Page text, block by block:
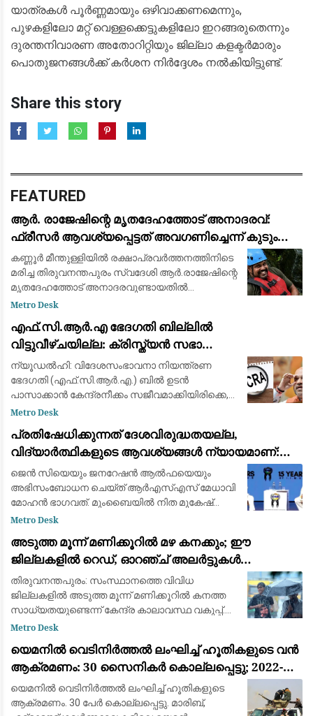
യാത്രകൾ പൂർണ്ണമായും ഒഴിവാക്കണമെന്നും,
പുഴകളിലോ മറ്റ് വെള്ളക്കെട്ടുകളിലോ ഇറങ്ങരുതെന്നും
ദുരന്തനിവാരണ അതോറിറ്റിയും ജില്ലാ കളക്ടർമാരും
പൊതുജനങ്ങൾക്ക് കർശന നിർദ്ദേശം നൽകിയിട്ടുണ്ട്.
Share this story
FEATURED
ആര്‍. രാജേഷിന്റെ മൃതദേഹത്തോട് അനാദരവ്:
ഫ്രീസര്‍ ആവശ്യപ്പെട്ടത് അവഗണിച്ചെന്ന് കുടുംബം;
പയ്യന്നൂര്‍ തഹസില്‍ദാര്‍ക്കെതിരെ ഗുരുതര
ആരോപണം
കണ്ണൂര്‍ മീന്തുള്ളിയില്‍ രക്ഷാപ്രവര്‍ത്തനത്തിനിടെ
മരിച്ച തിരുവനന്തപുരം സ്വദേശി ആര്‍.രാജേഷിന്റെ
മൃതദേഹത്തോട് അനാദരവുണ്ടായതില്‍
പയ്യന്നൂര്‍ തഹസില്‍ദാര്‍ക്കെതിരെ കുടുംബം.
Metro Desk
എഫ്.സി.ആർ.എ ഭേദഗതി ബില്ലിൽ
വിട്ടുവീഴ്ചയില്ല: ക്രിസ്ത്യൻ സഭാ
നേതൃത്വവുമായുള്ള ചർച്ചയിൽ മാറ്റമില്ലാതെ
കേന്ദ്ര നിലപാട്
ന്യൂഡൽഹി: വിദേശസംഭാവനാ നിയന്ത്രണ
ഭേദഗതി (എഫ്.സി.ആർ.എ.) ബിൽ ഉടൻ
പാസാക്കാൻ കേന്ദ്രനീക്കം സജീവമാക്കിയിരിക്കെ,
ആഭ്യന്തരമന്ത്രി അമിത്ഷായുമായി വീണ്ടും
നേതൃത്വങ്ങൾ. ഒരാഴ്ചയ്ക
Metro Desk
പ്രതിഷേധിക്കുന്നത് ദേശവിരുദ്ധതയല്ല,
വിദ്യാർത്ഥികളുടെ ആവശ്യങ്ങൾ ന്യായമാണ്:
ആർ.എസ്.എസ് മേധാവി മോഹൻ ഭാഗവത്
ജെൻ സിയെയും ജനറേഷൻ ആൽഫയെയും
അഭിസംബോധന ചെയ്ത് ആർഎസ്എസ് മേധാവി
മോഹൻ ഭാഗവത്. മുംബൈയിൽ നിത മുകേഷ്
അംബാനി കൾച്ചറൽ സെൻ്ററിൽ നടക്കുന്ന
ചാമ്പ്യൻഷിപ്പ് കോൺഫറൻസിന്റെ ഉദ്ഘാടന
പ്രസംഗത്തില
Metro Desk
അടുത്ത മൂന്ന് മണിക്കൂറിൽ മഴ കനക്കും; ഈ
ജില്ലകളിൽ റെഡ്, ഓറഞ്ച് അലർട്ടുകൾ
പ്രഖ്യാപിച്ചു
തിരുവനന്തപുരം: സംസ്ഥാനത്തെ വിവിധ
ജില്ലകളിൽ അടുത്ത മൂന്ന് മണിക്കൂറിൽ കനത്ത
സാധ്യതയുണ്ടെന്ന് കേന്ദ്ര കാലാവസ്ഥ വകുപ്പ്.
കോട്ടയം, ആലപ്പുഴ, എറണാകുളം, തൃശൂർ,
അടുത്ത മൂ
Metro Desk
യെമനിൽ വെടിനിർത്തൽ ലംഘിച്ച് ഹൂതികളുടെ വൻ
ആക്രമണം: 30 സൈനികർ കൊല്ലപ്പെട്ടു; 2022-ന്
ശേഷമുള്ള ഏറ്റവും വലിയ ഏറ്റുമുട്ടൽ
യെമനിൽ വെടിനിർത്തൽ ലംഘിച്ച് ഹൂതികളുടെ
ആക്രമണം. 30 പേർ കൊല്ലപ്പെട്ടു. മാരിബ്,